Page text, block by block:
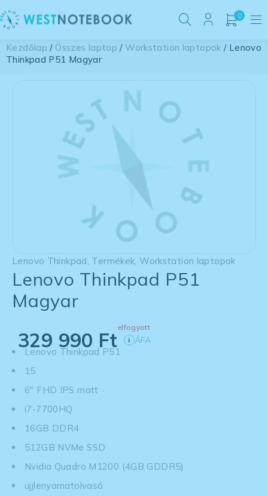
0
Kezdőlap / Összes laptop / Workstation laptopok / Lenovo
Thinkpad P51 Magyar
Lenovo Thinkpad Termékek Workstation laptopok
Lenovo Thinkpad P51
Magyar
elfogyott
329 990 Ft i ÁFA
Lenovo Thinkpad P51
15
6" FHD IPS matt
i7-7700HQ
16GB DDR4
512GB NVMe SSD
Nvidia Quadro M1200 (4GB GDDR5)
ujjlenyomatolvasó